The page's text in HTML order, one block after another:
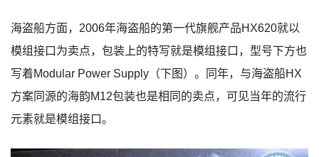
海盗船方面，2006年海盗船的第一代旗舰产品HX620就以
模组接口为卖点，包装上的特写就是模组接口，型号下方也
写着Modular Power Supply（下图）。同年，与海盗船HX
方案同源的海韵M12包装也是相同的卖点，可见当年的流行
元素就是模组接口。